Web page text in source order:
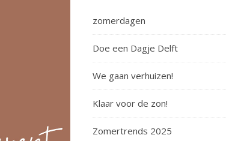
zomerdagen
Doe een Dagje Delft
We gaan verhuizen!
Klaar voor de zon!
Zomertrends 2025